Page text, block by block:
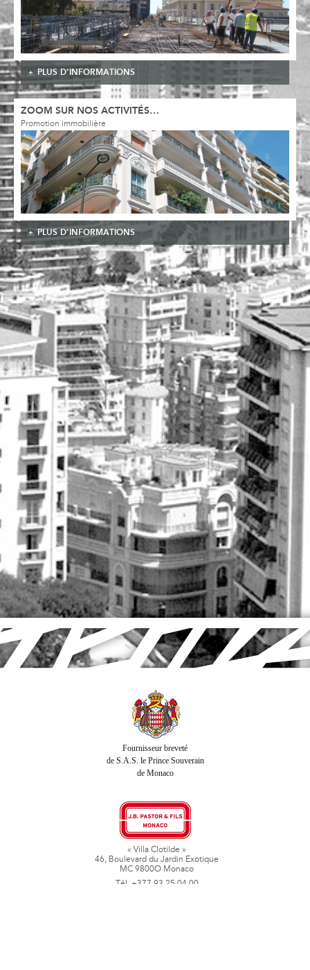
PLUS D'INFORMATIONS
ZOOM SUR NOS ACTIVITÉS…
Promotion immobilière
PLUS D'INFORMATIONS
Fournisseur breveté
de S.A.S. le Prince Souverain
de Monaco
« Villa Clotilde »
46, Boulevard du Jardin Exotique
MC 9800O Monaco
Tél. +377 93 25 04 00